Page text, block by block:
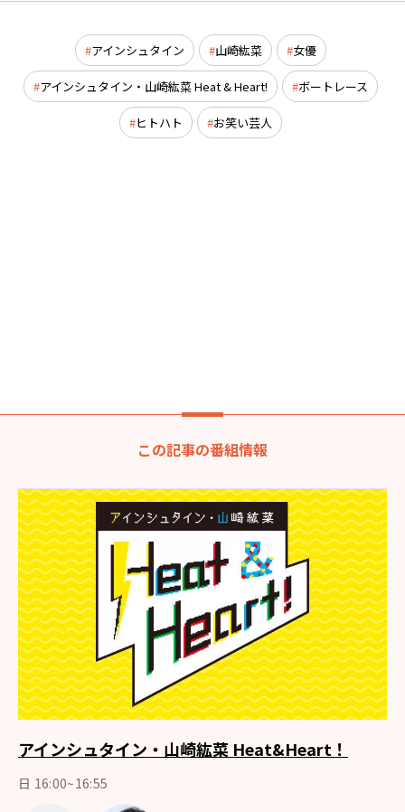
アインシュタイン 山崎紘菜 女優
アインシュタイン・山崎紘菜 Heat & Heart! ボートレース
ヒトハト お笑い芸人
この記事の番組情報
アインシュタイン・山崎紘菜 Heat&Heart！
日 16:00~16:55